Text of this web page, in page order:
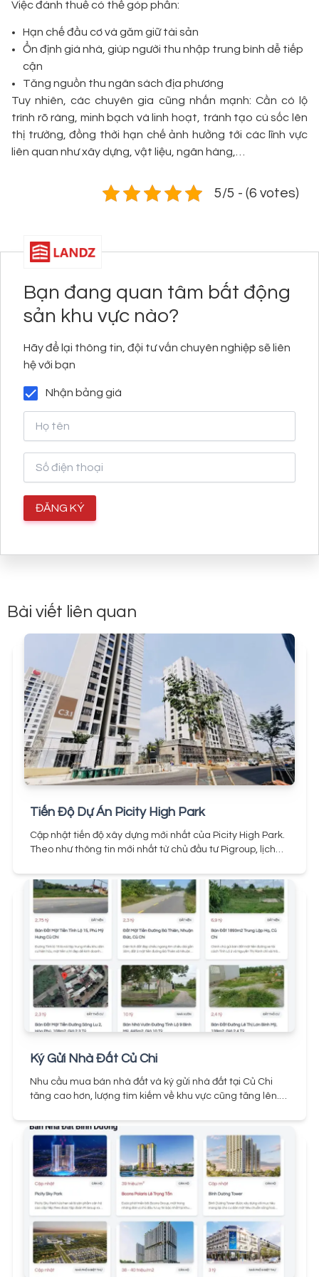
Việc đánh thuế có thể góp phần:
Hạn chế đầu cơ và găm giữ tài sản
Ổn định giá nhà, giúp người thu nhập trung bình dễ tiếp
cận
Tăng nguồn thu ngân sách địa phương
Tuy nhiên, các chuyên gia cũng nhấn mạnh: Cần có lộ
trình rõ ràng, minh bạch và linh hoạt, tránh tạo cú sốc lên
thị trường, đồng thời hạn chế ảnh hưởng tới các lĩnh vực
liên quan như xây dựng, vật liệu, ngân hàng,…
5/5 - (6 votes)
Bạn đang quan tâm bất động
sản khu vực nào?
Hãy để lại thông tin, đội tư vấn chuyên nghiệp sẽ liên
hệ với bạn
Nhận bảng giá
Bài viết liên quan
Tiến Độ Dự Án Picity High Park
Cập nhật tiến độ xây dựng mới nhất của Picity High Park.
Theo như thông tin mới nhất từ chủ đầu tư Pigroup, lịch
Park như sau:Vào tháng 12 năm 2022 sẽ bàn giao Block
Park 4Vào tháng 3 năm 2023 sẽ bàn giao Block Park
1Vào tháng 8 năm 2023 sẽ bàn giao Block Park 2Hiện
nay các Block Park 3 và Park 5 đã được bàn giao hoàn
tất cho tất cả cư dân, tiện ích đã đưa vào hoạt động đầy
đủ.https://www.youtube.com/watch?v=2DOSjxnxmXM
Hiện nay chủ đầu tư Pigroup đang triển khai đúng tiến độ
Picity High Park Quận 12. Đã có 3 Block được đưa vào sử
dụng, hoạt động ổn định. Cư dân dự án rất hài lòng về
tiến độ xây dựng, chất lượng bàn giao và tiện ích tại Picity
Quận 12.
Ký Gửi Nhà Đất Củ Chi
Nhu cầu mua bán nhà đất và ký gửi nhà đất tại Củ Chi
tăng cao hơn, lượng tìm kiếm về khu vực cũng tăng lên.
Landz.vn đã tạo ra chuyên mục Ký Gửi Bất Động Sản Củ
Chi.Khi ký gửi nhà đất tại Landz, khách hàng sẽ được hỗ
trợ tốt nhất và kết nối với môi giới. Để biết thêm chi tiết về
cách gửi bán nhà đất Củ Chi, quý khách hàng vui lòng
xem hướng dẫn trên bài viết.
Ký gửi đất Củ Chi tại Landz
Hiện nay, việc đăng tin quảng cáo mua bán bất động sản
trên các trang web đã phổ biến và được sử dụng rộng
rãi. Tuy nhiên, việc đăng tin đòi hỏi mức chi phí khá cao,
với mức giá từ vài chục ngàn cho mỗi tin quảng cáo
trong khoảng thời gian ngắn ngày.Những tin đăng này
thường không có hiệu quả nếu người bán không hiểu giá